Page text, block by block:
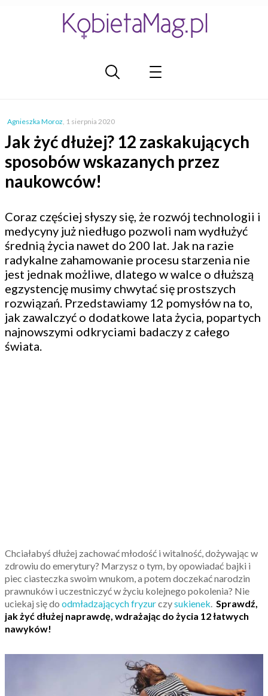
Agnieszka Moroz, 1 sierpnia 2020
Jak żyć dłużej? 12 zaskakujących
sposobów wskazanych przez
naukowców!
Coraz częściej słyszy się, że rozwój technologii i
medycyny już niedługo pozwoli nam wydłużyć
średnią życia nawet do 200 lat. Jak na razie
radykalne zahamowanie procesu starzenia nie
jest jednak możliwe, dlatego w walce o dłuższą
egzystencję musimy chwytać się prostszych
rozwiązań. Przedstawiamy 12 pomysłów na to,
jak zawalczyć o dodatkowe lata życia, popartych
najnowszymi odkryciami badaczy z całego
świata.
Chciałabyś dłużej zachować młodość i witalność, dożywając w
zdrowiu do emerytury? Marzysz o tym, by opowiadać bajki i
piec ciasteczka swoim wnukom, a potem doczekać narodzin
prawnuków i uczestniczyć w życiu kolejnego pokolenia? Nie
uciekaj się do odmładzających fryzurczysukienek. Sprawdź,
jak żyć dłużej naprawdę, wdrażając do życia 12 łatwych
nawyków!